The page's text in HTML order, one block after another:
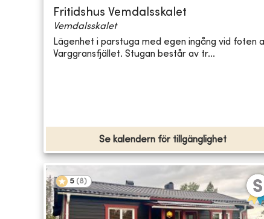
Fritidshus Vemdalsskalet
Vemdalsskalet
Lägenhet i parstuga med egen ingång vid foten
Varggransfjället. Stugan består av tr...
Se kalendern för tillgänglighet
5 (8)